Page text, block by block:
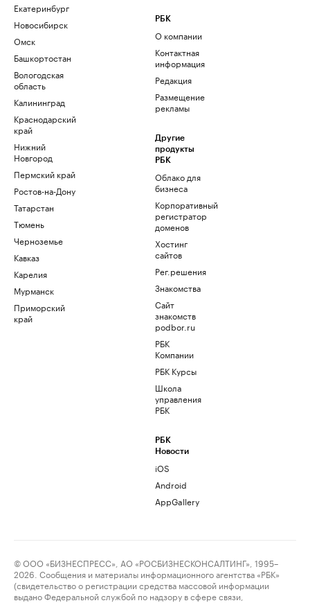
Екатеринбург
Новосибирск
Омск
Башкортостан
Вологодская
область
Калининград
Краснодарский
край
Нижний
Новгород
Пермский край
Ростов-на-Дону
Татарстан
Тюмень
Черноземье
Кавказ
Карелия
Мурманск
Приморский
край
РБК
О компании
Контактная
информация
Редакция
Размещение
рекламы
Другие
продукты
РБК
Облако для
бизнеса
Корпоративный
регистратор
доменов
Хостинг
сайтов
Рег.решения
Знакомства
Сайт
знакомств
podbor.ru
РБК
Компании
РБК Курсы
Школа
управления
РБК
РБК
Новости
iOS
Android
AppGallery
© ООО «БИЗНЕСПРЕСС», АО «РОСБИЗНЕСКОНСАЛТИНГ», 1995–
2026. Сообщения и материалы информационного агентства «РБК»
(свидетельство о регистрации средства массовой информации
выдано Федеральной службой по надзору в сфере связи,